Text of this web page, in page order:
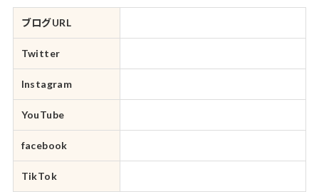
ブログURL
Twitter
Instagram
YouTube
facebook
TikTok